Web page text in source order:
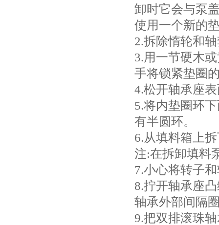
卸时它会与泵
使用一个新的
2.拆除惰轮和
3.用一节硬木
手将锁紧垫圈
4.松开轴承座
5.将内垫圈环
有半圆环。
6.从填料箱上
注:在拆卸填料
7.小心将转子
8.拧开轴承座
轴承外部间隔
9.把双排滚珠